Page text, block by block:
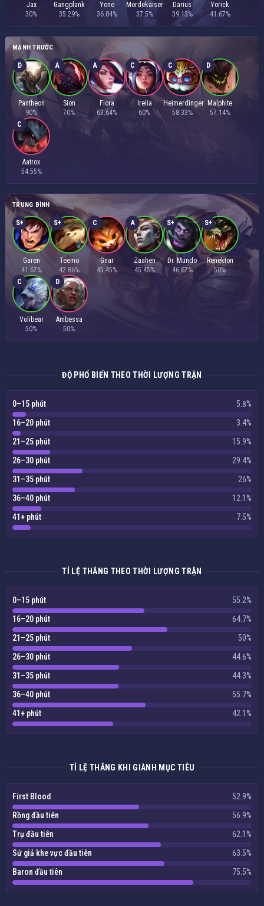
Jax
30%
Gangplank
35.29%
Yone
36.84%
Mordekaiser
37.5%
Darius
39.13%
Yorick
41.67%
MẠNH TRƯỚC
D
Pantheon
90%
A
Sion
70%
A
Fiora
63.64%
C
Irelia
60%
C
Heimerdinger
58.33%
D
Malphite
57.14%
C
Aatrox
54.55%
TRUNG BÌNH
S+
Garen
41.67%
S+
Teemo
42.86%
C
Gnar
45.45%
A
Zaahen
45.45%
S+
Dr. Mundo
46.67%
S+
Renekton
50%
C
Volibear
50%
D
Ambessa
50%
ĐỘ PHỔ BIẾN THEO THỜI LƯỢNG TRẬN
0–15 phút
5.8%
16–20 phút
3.4%
21–25 phút
15.9%
26–30 phút
29.4%
31–35 phút
26%
36–40 phút
12.1%
41+ phút
7.5%
TỈ LỆ THẮNG THEO THỜI LƯỢNG TRẬN
0–15 phút
55.2%
16–20 phút
64.7%
21–25 phút
50%
26–30 phút
44.6%
31–35 phút
44.3%
36–40 phút
55.7%
41+ phút
42.1%
TỈ LỆ THẮNG KHI GIÀNH MỤC TIÊU
First Blood
52.9%
Rồng đầu tiên
56.9%
Trụ đầu tiên
62.1%
Sứ giả khe vực đầu tiên
63.5%
Baron đầu tiên
75.5%